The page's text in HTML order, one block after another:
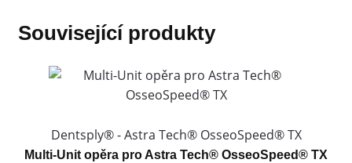
Související produkty
Dentsply® - Astra Tech® OsseoSpeed® TX
Multi-Unit opěra pro Astra Tech® OsseoSpeed® TX